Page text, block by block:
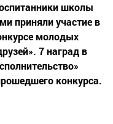
школы
приняли участие в
молодых
7 наград в
конкурса.